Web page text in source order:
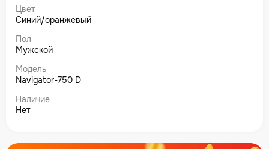
Цвет
Синий/оранжевый
Пол
Мужской
Модель
Navigator-750 D
Наличие
Нет